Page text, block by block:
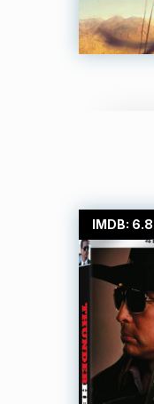
IMDB: 6.8